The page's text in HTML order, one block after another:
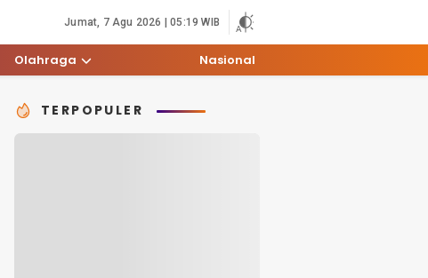
Jumat, 7 Agu 2026 | 05:19 WIB
Olahraga Nasional
TERPOPULER